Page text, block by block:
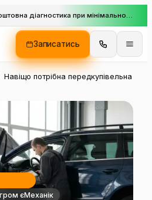
Безкоштовна діагностика при мінімальному замовленні
Записатись
Навіщо потрібна передкупівельна
єМеханік